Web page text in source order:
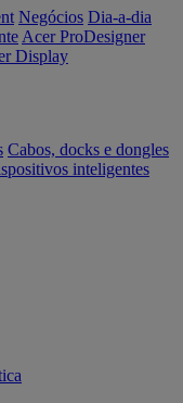
Negócios Dia-a-dia
Acer ProDesigner
Display
Cabos, docks e dongles
inteligentes